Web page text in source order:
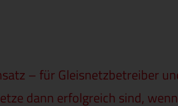
– für Gleisnetzbetreiber
dann erfolgreich sind,